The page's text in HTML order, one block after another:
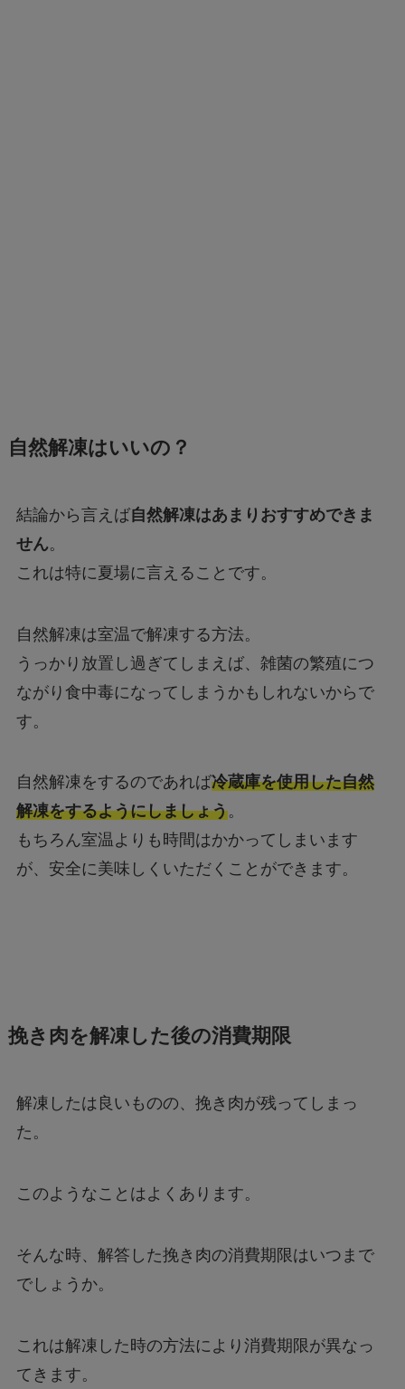
自然解凍はいいの？
結論から言えば自然解凍はあまりおすすめできま
せん。
これは特に夏場に言えることです。
自然解凍は室温で解凍する方法。
うっかり放置し過ぎてしまえば、雑菌の繁殖につ
ながり食中毒になってしまうかもしれないからで
す。
自然解凍をするのであれば冷蔵庫を使用した自然
解凍をするようにしましょう。
もちろん室温よりも時間はかかってしまいます
が、安全に美味しくいただくことができます。
挽き肉を解凍した後の消費期限
解凍したは良いものの、挽き肉が残ってしまっ
た。
このようなことはよくあります。
そんな時、解答した挽き肉の消費期限はいつまで
でしょうか。
これは解凍した時の方法により消費期限が異なっ
てきます。